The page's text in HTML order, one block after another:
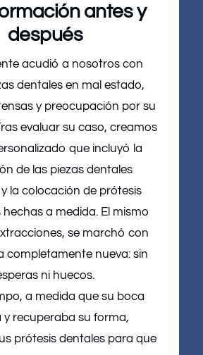
antes y
después
acudió a nosotros con
dentales en mal estado,
y preocupación por su
evaluar su caso, creamos
que incluyó la
de las piezas dentales
la colocación de prótesis
a medida. El mismo
se marchó con
completamente nueva: sin
ni huecos.
a medida que su boca
y recuperaba su forma,
prótesis dentales para que